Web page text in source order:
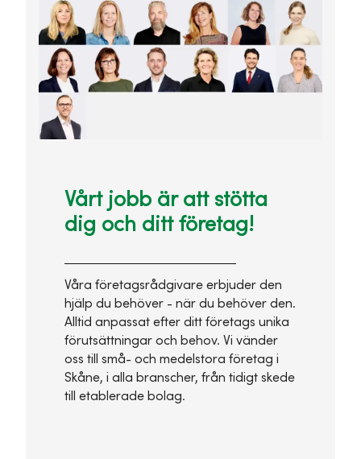
Vårt jobb är att stötta
dig och ditt företag!
Våra företagsrådgivare erbjuder den
hjälp du behöver - när du behöver den.
Alltid anpassat efter ditt företags unika
förutsättningar och behov. Vi vänder
oss till små- och medelstora företag i
Skåne, i alla branscher, från tidigt skede
till etablerade bolag.